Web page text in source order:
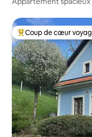
Coups de cœur
Coup de cœur